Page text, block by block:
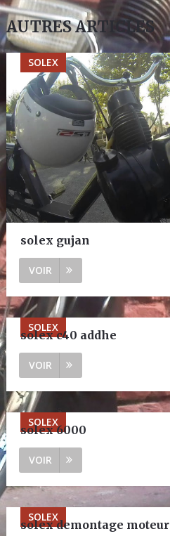
AUTRES ARTICLES
SOLEX
solex gujan
VOIR
SOLEX
solex c40 addhe
VOIR
SOLEX
solex 6000
VOIR
SOLEX
solex demontage moteur